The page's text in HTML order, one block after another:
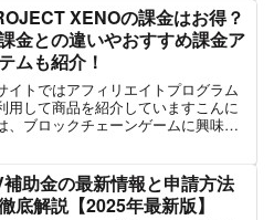
う特長を活かし、多くのカメラ愛好
心をつかんで...XENOの課金はお得？
金との違いやおすすめ課金ア
ムも紹介！
イトではアフィリエイトプログラム
用して商品を紹介していますこんに
、ブロックチェーンゲームに興味が
ら始めようとしている方にとって気
るのが――「...
補助金の最新情報と申請方法
底解説【2025年最新版】